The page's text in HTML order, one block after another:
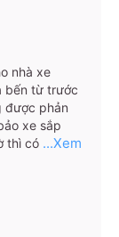
Nội VP
Quảng Ninh
nhà xe
bến từ trước
được phản
xe sắp
thì có ...Xem